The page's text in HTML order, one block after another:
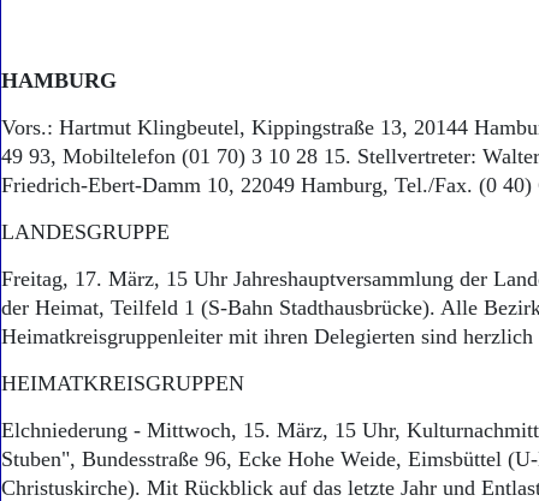
HAMBURG
Vors.: Hartmut Klingbeutel, Kippingstraße 13, 20144
49 93, Mobiltelefon (01 70) 3 10 28 15. Stellvertreter:
Friedrich-Ebert-Damm 10, 22049 Hamburg, Tel./Fax. (0 40)
LANDESGRUPPE
Freitag, 17. März, 15 Uhr Jahreshauptversammlung der
der Heimat, Teilfeld 1 (S-Bahn Stadthausbrücke). Alle
Heimatkreisgruppenleiter mit ihren Delegierten sind herzlich
HEIMATKREISGRUPPEN
Elchniederung - Mittwoch, 15. März, 15 Uhr,
Stuben", Bundesstraße 96, Ecke Hohe Weide, Eimsbüttel
Christuskirche). Mit Rückblick auf das letzte Jahr und